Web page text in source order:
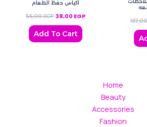
اكياس حفظ الطعام
55,00EGP 38,00 EGP
Add To Cart
Home
Beauty
Accessories
Fashion